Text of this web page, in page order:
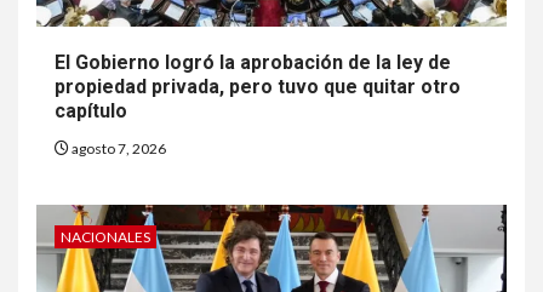
El Gobierno logró la aprobación de la ley de
propiedad privada, pero tuvo que quitar otro
capítulo
agosto 7, 2026
NACIONALES